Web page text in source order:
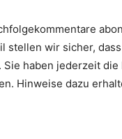
stellen wir sicher,
haben jederzeit die
Hinweise dazu